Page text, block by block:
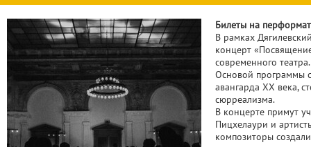
Билеты на
В рамках
концерт
современного театра.
Основой программы
авангарда XX века,
сюрреализма.
В концерте примут
Пицхелаури и
композиторы